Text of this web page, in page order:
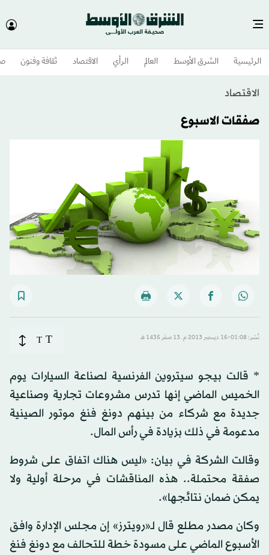
الرئيسية الشرق الأوسط​ العالم الرأي الاقتصاد ثقافة وفنون
الاقتصاد
صفقات الاسبوع
نُشر: 01:08-16 ديسمبر 2013 م ـ 13 صفَر 1435 هـ T
T
* قالت بيجو سيتروين الفرنسية لصناعة السيارات يوم
الخميس الماضي إنها تدرس مشروعات تجارية وصناعية
جديدة مع شركاء من بينهم دونغ فنغ موتور الصينية
مدعومة في ذلك بزيادة في رأس المال.
وقالت الشركة في بيان: «ليس هناك اتفاق على شروط
صفقة محتملة.. هذه المناقشات في مرحلة أولية ولا
يمكن ضمان نتائجها».
وكان مصدر مطلع قال لـ«رويترز» إن مجلس الإدارة وافق
الأسبوع الماضي على مسودة خطة للتحالف مع دونغ فنغ